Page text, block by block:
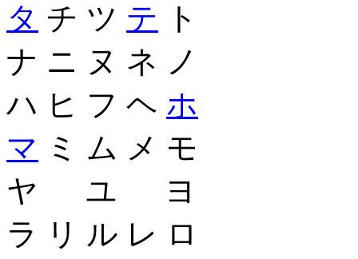
タ チ ツ テ ト
ナ ニ ヌ ネ ノ
ハ ヒ フ ヘ ホ
マ ミ ム メ モ
ヤ ユ ヨ
ラ リ ル レ ロ